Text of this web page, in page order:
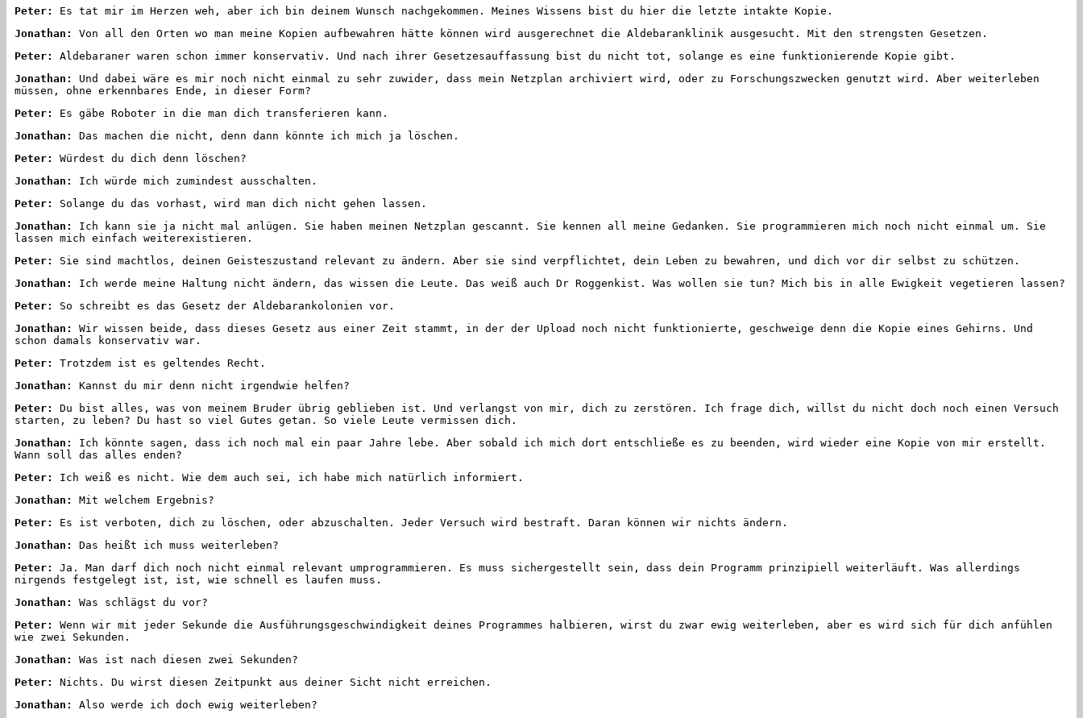
Peter:
Es tat mir im Herzen weh, aber ich bin deinem Wunsch nachgekommen. Meines Wissens bist du hier die letzte intakte Kopie.
Jonathan:
Von all den Orten wo man meine Kopien aufbewahren hätte können wird ausgerechnet die Aldebaranklinik ausgesucht. Mit den strengsten Gesetzen.
Peter:
Aldebaraner waren schon immer konservativ. Und nach ihrer Gesetzesauffassung bist du nicht tot, solange es eine funktionierende Kopie gibt.
Jonathan:
Und dabei wäre es mir noch nicht einmal zu sehr zuwider, dass mein Netzplan archiviert wird, oder zu Forschungszwecken genutzt wird. Aber weiterleben
müssen, ohne erkennbares Ende, in dieser Form?
Peter:
Es gäbe Roboter in die man dich transferieren kann.
Jonathan:
Das machen die nicht, denn dann könnte ich mich ja löschen.
Peter:
Würdest du dich denn löschen?
Jonathan:
Ich würde mich zumindest ausschalten.
Peter:
Solange du das vorhast, wird man dich nicht gehen lassen.
Jonathan:
Ich kann sie ja nicht mal anlügen. Sie haben meinen Netzplan gescannt. Sie kennen all meine Gedanken. Sie programmieren mich noch nicht einmal um. Sie
lassen mich einfach weiterexistieren.
Peter:
Sie sind machtlos, deinen Geisteszustand relevant zu ändern. Aber sie sind verpflichtet, dein Leben zu bewahren, und dich vor dir selbst zu schützen.
Jonathan:
Ich werde meine Haltung nicht ändern, das wissen die Leute. Das weiß auch Dr Roggenkist. Was wollen sie tun? Mich bis in alle Ewigkeit vegetieren lassen?
Peter:
So schreibt es das Gesetz der Aldebarankolonien vor.
Jonathan:
Wir wissen beide, dass dieses Gesetz aus einer Zeit stammt, in der der Upload noch nicht funktionierte, geschweige denn die Kopie eines Gehirns. Und
schon damals konservativ war.
Peter:
Trotzdem ist es geltendes Recht.
Jonathan:
Kannst du mir denn nicht irgendwie helfen?
Peter:
Du bist alles, was von meinem Bruder übrig geblieben ist. Und verlangst von mir, dich zu zerstören. Ich frage dich, willst du nicht doch noch einen Versuch
starten, zu leben? Du hast so viel Gutes getan. So viele Leute vermissen dich.
Jonathan:
Ich könnte sagen, dass ich noch mal ein paar Jahre lebe. Aber sobald ich mich dort entschließe es zu beenden, wird wieder eine Kopie von mir erstellt.
Wann soll das alles enden?
Peter:
Ich weiß es nicht. Wie dem auch sei, ich habe mich natürlich informiert.
Jonathan:
Mit welchem Ergebnis?
Peter:
Es ist verboten, dich zu löschen, oder abzuschalten. Jeder Versuch wird bestraft. Daran können wir nichts ändern.
Jonathan:
Das heißt ich muss weiterleben?
Peter:
Ja. Man darf dich noch nicht einmal relevant umprogrammieren. Es muss sichergestellt sein, dass dein Programm prinzipiell weiterläuft. Was allerdings
nirgends festgelegt ist, ist, wie schnell es laufen muss.
Jonathan:
Was schlägst du vor?
Peter:
Wenn wir mit jeder Sekunde die Ausführungsgeschwindigkeit deines Programmes halbieren, wirst du zwar ewig weiterleben, aber es wird sich für dich anfühlen
wie zwei Sekunden.
Jonathan:
Was ist nach diesen zwei Sekunden?
Peter:
Nichts. Du wirst diesen Zeitpunkt aus deiner Sicht nicht erreichen.
Jonathan:
Also werde ich doch ewig weiterleben?